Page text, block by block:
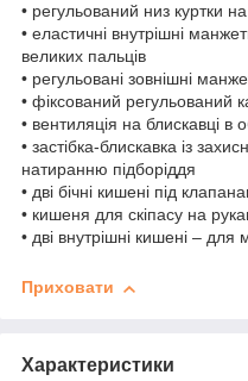
• регульований низ куртки
• еластичні внутрішні
великих пальців
• регульовані зовнішні
• фіксований регульований
• вентиляція на блискавці в
• застібка-блискавка із
натиранню підборіддя
• дві бічні кишені під
• кишеня для скіпасу на
• дві внутрішні кишені –
Приховати
Характеристики